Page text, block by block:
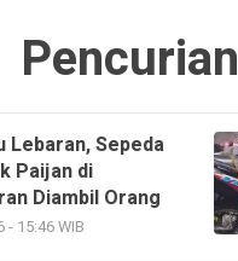
Pencurian
Lebaran, Sepeda
Paijan di
Diambil Orang
- 15:46 WIB